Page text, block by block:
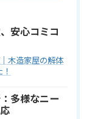
安心コミコ
木造家屋の解体
多様なニー